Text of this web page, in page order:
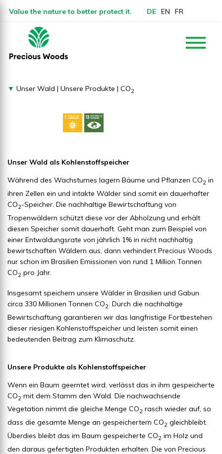
Value the nature to better protect it. DE EN FR
▼ Unser Wald | Unsere Produkte | CO2
Unser Wald als Kohlenstoffspeicher
Während des Wachstumes lagern Bäume und Pflanzen CO2 in
ihren Zellen ein und intakte Wälder sind somit ein dauerhafter
CO2-Speicher. Die nachhaltige Bewirtschaftung von
Tropenwäldern schützt diese vor der Abholzung und erhält
diesen Speicher somit dauerhaft. Geht man zum Beispiel von
einer Entwaldungsrate von jährlich 1% in nicht nachhaltig
bewirtschaften Wäldern aus, dann verhindert Precious Woods
nur schon im Brasilien Emissionen von rund 1 Million Tonnen
CO2 pro Jahr.
Insgesamt speichern unsere Wälder in Brasilien und Gabun
circa 330 Millionen Tonnen CO2. Durch die nachhaltige
Bewirtschaftung garantieren wir das langfristige Fortbestehen
dieser riesigen Kohlenstoffspeicher und leisten somit einen
bedeutenden Beitrag zum Klimaschutz.
Unsere Produkte als Kohlenstoffspeicher
Wenn ein Baum geerntet wird, verlässt das in ihm gespeicherte
CO2 mit dem Stamm den Wald. Die nachwachsende
Vegetation nimmt die gleiche Menge CO2 rasch wieder auf, so
dass die gesamte Menge an gespeichertem CO2 gleichbleibt.
Überdies bleibt das im Baum gespeicherte CO2 im Holz und
den daraus gefertigten Produkten erhalten. Die von Precious